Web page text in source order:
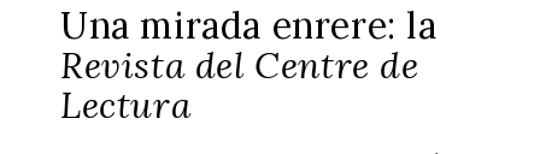
Una mirada enrere: la
Revista del Centre de
Lectura